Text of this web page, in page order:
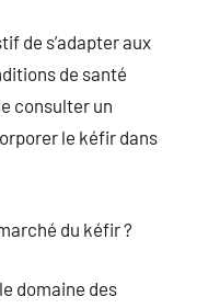
de s’adapter aux
de santé
consulter un
le kéfir dans
du kéfir ?
domaine des